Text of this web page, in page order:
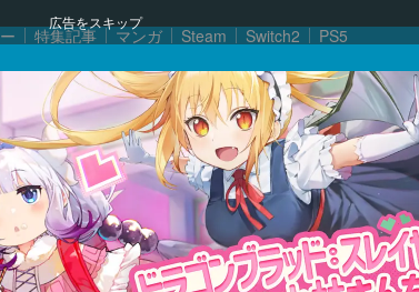
広告をスキップ
特集記事 マンガ Steam Switch2 PS5